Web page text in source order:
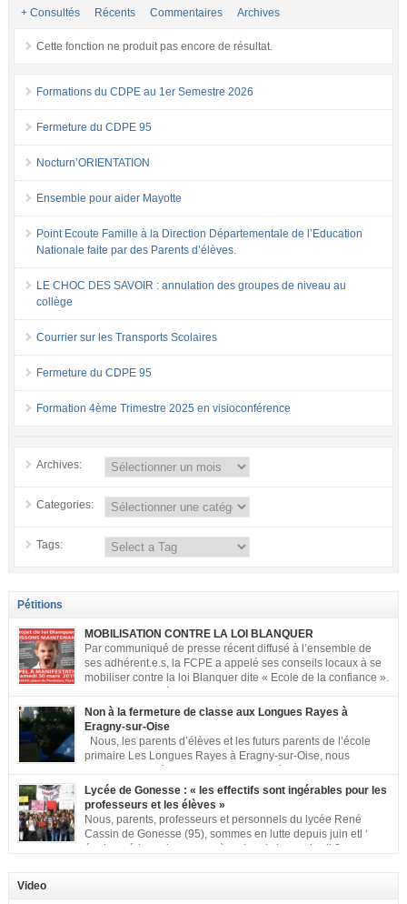
+ Consultés Récents Commentaires Archives
Cette fonction ne produit pas encore de résultat.
Formations du CDPE au 1er Semestre 2026
Fermeture du CDPE 95
Nocturn’ORIENTATION
Ensemble pour aider Mayotte
Point Ecoute Famille à la Direction Départementale de l’Education
Nationale faite par des Parents d’élèves.
LE CHOC DES SAVOIR : annulation des groupes de niveau au
collège
Courrier sur les Transports Scolaires
Fermeture du CDPE 95
Formation 4ème Trimestre 2025 en visioconférence
Archives:
Categories:
Tags:
Pétitions
MOBILISATION CONTRE LA LOI BLANQUER
Par communiqué de presse récent diffusé à l’ensemble de
ses adhérent.e.s, la FCPE a appelé ses conseils locaux à se
mobiliser contre la loi Blanquer dite « Ecole de la confiance ».
met à votre disposition ce kit de mobilisation comprenant : 1 affiche
appelant […]
Non à la fermeture de classe aux Longues Rayes à
Eragny-sur-Oise
Nous, les parents d’élèves et les futurs parents de l’école
primaire Les Longues Rayes à Eragny-sur-Oise, nous
classe aux Longues Rayes ». Non à la dégradation continue des conditions
d’accueil et d’apprentissage de nos enfants à l’école primaire. Chaque
enfant a droit à […]
Lycée de Gonesse : « les effectifs sont ingérables pour les
professeurs et les élèves »
Nous, parents, professeurs et personnels du lycée René
Cassin de Gonesse (95), sommes en lutte depuis juin etl ‘
équipe pédagogique en grève depuis le vendredi 2
nombreuses classes de première et […]
Video